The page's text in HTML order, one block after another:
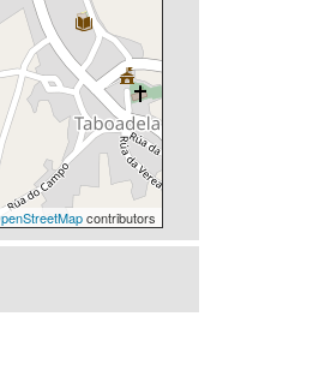
contributors